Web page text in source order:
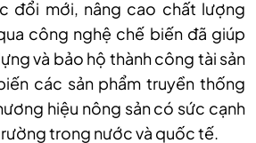
đổi mới, nâng cao chất lượng
công nghệ chế biến đã giúp
và bảo hộ thành công tài sản
các sản phẩm truyền thống
hiệu nông sản có sức cạnh
trong nước và quốc tế.